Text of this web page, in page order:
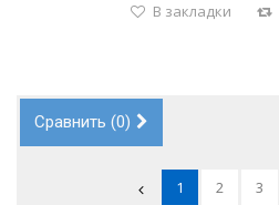
В закладки
Сравнить (0)
1 2 3